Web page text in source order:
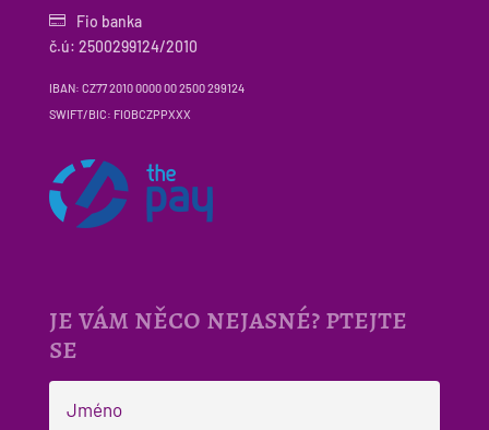

Fio banka
č.ú: 2500299124/2010
IBAN: CZ77 2010 0000 00 2500 299124
SWIFT/BIC: FIOBCZPPXXX
je vám něco nejasné? ptejte
se